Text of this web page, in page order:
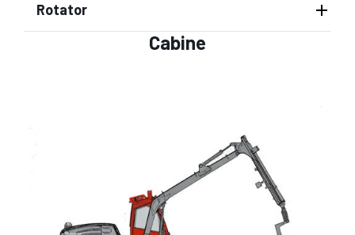
Rotator
Cabine